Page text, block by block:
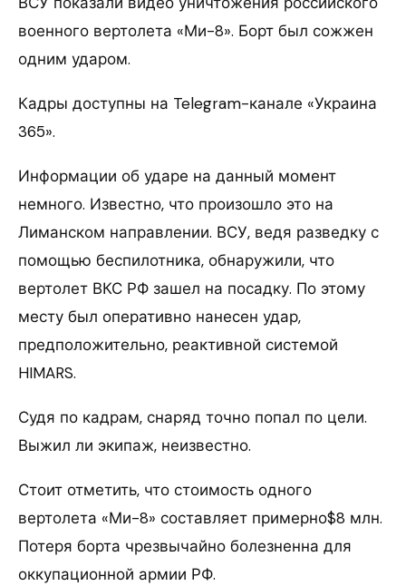
военного вертолета «Ми-8». Борт был сожжен
одним ударом.
Кадры доступны на Telegram-канале «Украина
365».
Информации об ударе на данный момент
немного. Известно, что произошло это на
Лиманском направлении. ВСУ, ведя разведку с
помощью беспилотника, обнаружили, что
вертолет ВКС РФ зашел на посадку. По этому
месту был оперативно нанесен удар,
предположительно, реактивной системой
HIMARS.
Судя по кадрам, снаряд точно попал по цели.
Выжил ли экипаж, неизвестно.
Стоит отметить, что стоимость одного
вертолета «Ми-8» составляет примерно$8 млн.
Потеря борта чрезвычайно болезненна для
оккупационной армии РФ.